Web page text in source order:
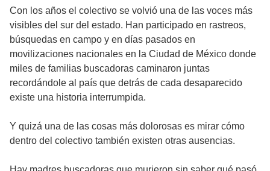
Con los años el colectivo se volvió una de las voces más
visibles del sur del estado. Han participado en rastreos,
búsquedas en campo y en días pasados en
movilizaciones nacionales en la Ciudad de México donde
miles de familias buscadoras caminaron juntas
recordándole al país que detrás de cada desaparecido
existe una historia interrumpida.
Y quizá una de las cosas más dolorosas es mirar cómo
dentro del colectivo también existen otras ausencias.